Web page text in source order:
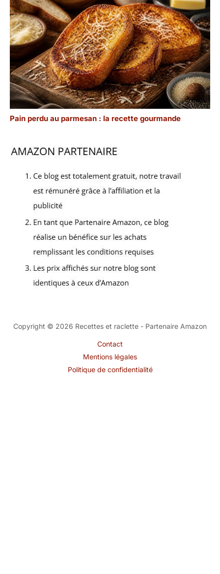
Pain perdu au parmesan : la recette gourmande
Copyright © 2026 Recettes et raclette - Partenaire Amazon
Contact
Mentions légales
Politique de confidentialité